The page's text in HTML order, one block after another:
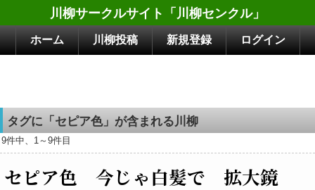
川柳サークルサイト「川柳センクル」
ホーム 川柳投稿 新規登録 ログイン
タグに「セピア色」が含まれる川柳
9件中、1～9件目
セピア色 今じゃ白髪で 拡大鏡